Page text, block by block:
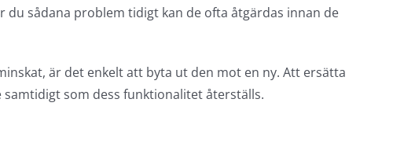
sådana problem tidigt kan de ofta åtgärdas innan de
är det enkelt att byta ut den mot en ny. Att ersätta
som dess funktionalitet återställs.